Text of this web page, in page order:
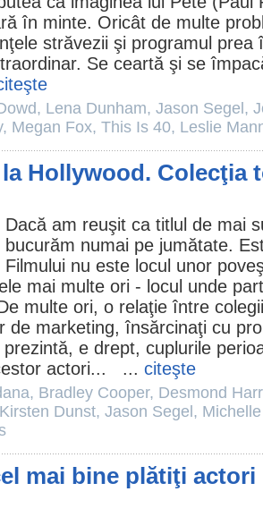
în minte. Oricât de multe
străvezii şi programul
Se ceartă şi se
, Lena Dunham, Jason Segel ,
, Megan Fox, This Is 40, Leslie
Hollywood. Colecţia
Dacă am reuşit ca titlul de mai
bucurăm numai pe jumătate.
Filmului nu este locul unor
mai multe ori - locul unde
multe ori, o relaţie între
de marketing, însărcinaţi cu
e drept, cuplurile
actori... ... citeşte
, Bradley Cooper, Desmond
Kirsten Dunst, Jason Segel ,
mai bine plătiţi